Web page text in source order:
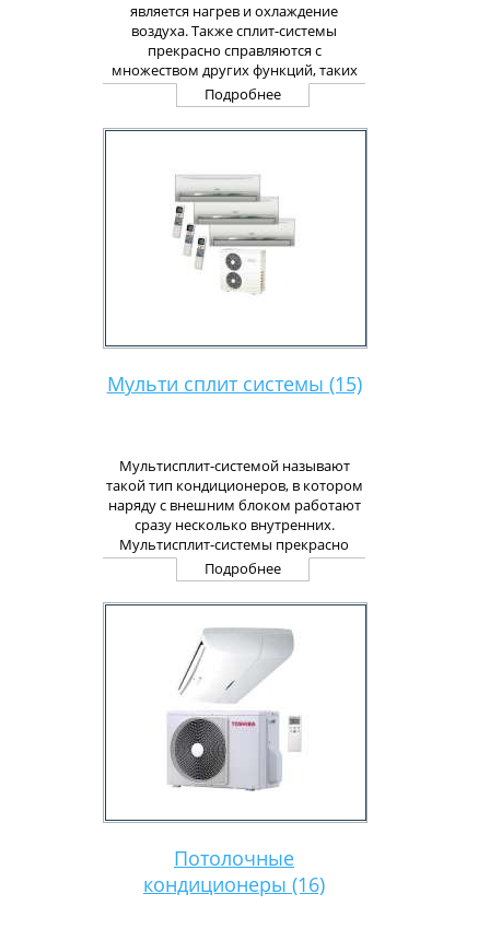
является нагрев и охлаждение
воздуха. Также сплит-системы
прекрасно справляются с
множеством других функций, таких
как: ионизация воздуха в помещении,
насыщение его кислородом,
очищение от микробов, создание
типа располагается вне зоны
помещения, это позволяет сделать
его работу бесшумной. Кондиционер
прекрасно вписывается в
оформление помещения, благодаря
своему современному дизайну, и не
системы могут послужить стильным
помещении.
Подробнее
Мульти сплит системы (15)
Мультисплит-системой называют
такой тип кондиционеров, в котором
наряду с внешним блоком работают
сразу несколько внутренних.
Мультисплит-системы прекрасно
подойдут в случае, когда необходимо
кондиционировать сразу несколько
помещений, расположенные по
соседству. Ограничение только одно.
Все должно работать в одном
направлении, либо нагревать, либо
охлаждать. Мультисплит-системы –
это наиболее предпочтительный
вариант для случаев, когда монтаж
большого количества блоков на
фасаде крайне нежелательна.
Покупка кондиционера такой
установка кондиционера со сплит-
помещение.
Подробнее
Потолочные
кондиционеры (16)